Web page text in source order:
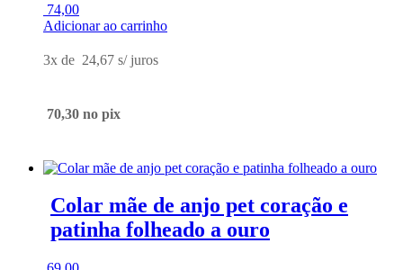
74,00
Adicionar ao carrinho
3x de 24,67 s/ juros
70,30 no pix
Colar mãe de anjo pet coração e
patinha folheado a ouro